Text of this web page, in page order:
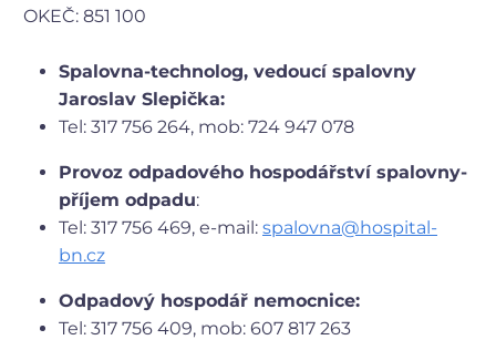
OKEČ: 851 100
Spalovna-technolog, vedoucí spalovny
Jaroslav Slepička:
Tel: 317 756 264, mob: 724 947 078
Provoz odpadového hospodářství spalovny-
příjem odpadu:
Tel: 317 756 469, e-mail: spalovna@hospital-
bn.cz
Odpadový hospodář nemocnice:
Tel: 317 756 409, mob: 607 817 263